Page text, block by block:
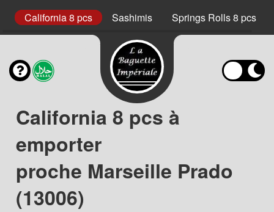
California 8 pcs Sashimis Springs Rolls 8 pcs
California 8 pcs à
emporter
proche Marseille Prado
(13006)